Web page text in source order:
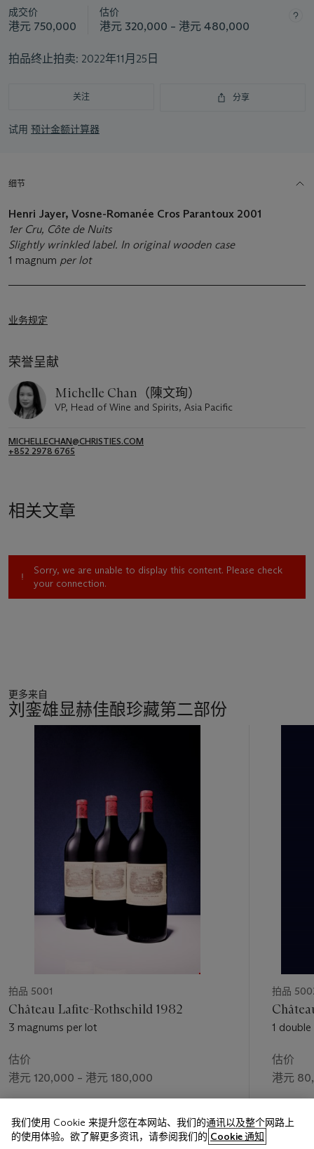
成交价
港元 750,000
估价
港元 320,000 – 港元 480,000
拍品终止拍卖: 2022年11月25日
关注 分享
试用 预计金额计算器
细节
Henri Jayer, Vosne-Romanée Cros Parantoux 2001
1er Cru, Côte de Nuits
Slightly wrinkled label. In original wooden case
1 magnum per lot
业务规定
荣誉呈献
Michelle Chan（陳文珣）
VP, Head of Wine and Spirits, Asia Pacific
MICHELLECHAN@CHRISTIES.COM
+852 2978 6765
相关文章
Sorry, we are unable to display this content. Please check
your connection.
更多来自
刘銮雄显赫佳酿珍藏第二部份
拍品 5001
Château Lafite-Rothschild 1982
3 magnums per lot
估价
港元 120,000 – 港元 180,000
港元 150,000
拍品
1
估价
港元
港元
我们使用 Cookie 来提升您在本网站、我们的通讯以及整个网路上
的使用体验。欲了解更多资讯，请参阅我们的 Cookie 通知